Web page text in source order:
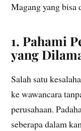
Magang yang bisa
1. Pahami
yang
Salah satu
ke wawancara
perusahaan.
seberapa dalam